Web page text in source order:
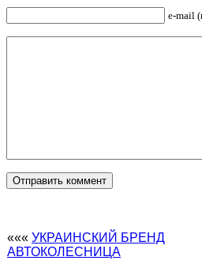
e-mail
««« УКРАИНСКИЙ БРЕНД
АВТОКОЛЕСНИЦА